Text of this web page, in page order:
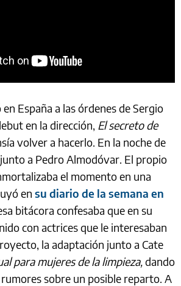
España a las órdenes de Sergio
en la dirección, El secreto de
volver a hacerlo. En la noche de
a Pedro Almodóvar. El propio
el momento en una
en su diario de la semana en
bitácora confesaba que en su
con actrices que le interesaban
la adaptación junto a Cate
para mujeres de la limpieza,dando
sobre un posible reparto. A